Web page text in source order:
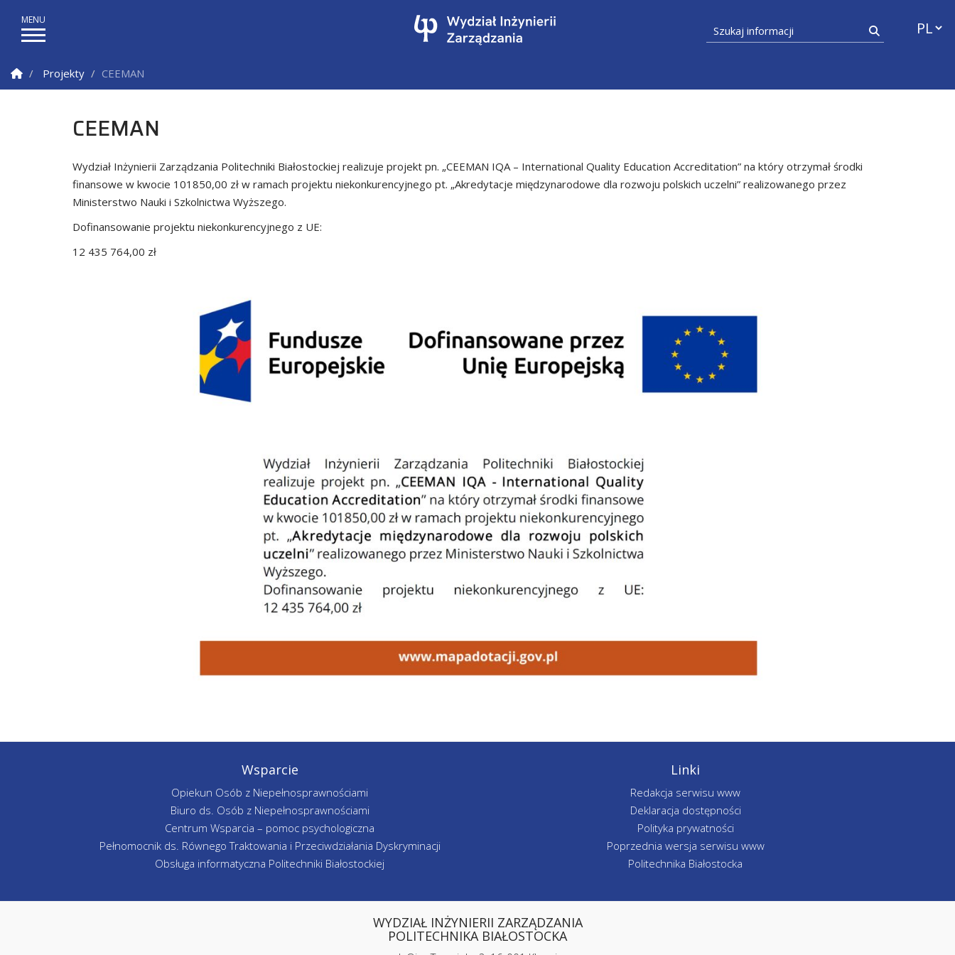
Szukaj informacji
Strona Główna
Projekty CEEMAN
CEEMAN
Wydział Inżynierii Zarządzania Politechniki Białostockiej realizuje projekt pn. „CEEMAN IQA – International Quality Education Accreditation” na który otrzymał środki
finansowe w kwocie 101850,00 zł w ramach projektu niekonkurencyjnego pt. „Akredytacje międzynarodowe dla rozwoju polskich uczelni” realizowanego przez
Ministerstwo Nauki i Szkolnictwa Wyższego.
Dofinansowanie projektu niekonkurencyjnego z UE:
12 435 764,00 zł
Wsparcie
Opiekun Osób z Niepełnosprawnościami
Biuro ds. Osób z Niepełnosprawnościami
Centrum Wsparcia – pomoc psychologiczna
Pełnomocnik ds. Równego Traktowania i Przeciwdziałania Dyskryminacji
Obsługa informatyczna Politechniki Białostockiej
Linki
Redakcja serwisu www
Deklaracja dostępności
Polityka prywatności
Poprzednia wersja serwisu www
Politechnika Białostocka
WYDZIAŁ INŻYNIERII ZARZĄDZANIA
POLITECHNIKA BIAŁOSTOCKA